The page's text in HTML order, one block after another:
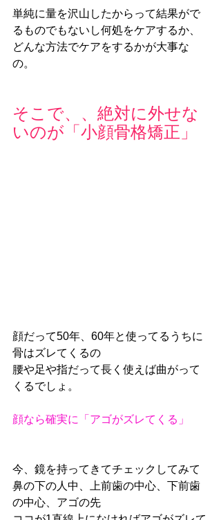
単純に量を沢山したからって結果がで
るものでもないし何処をケアするか、
どんな方法でケアをするかが大事な
の。
そこで、、絶対に外せな
いのが「小顔骨格矯正」
顔だって50年、60年と使ってるうちに
骨はズレてくるの
腰や足や指だって長く使えば曲がって
くるでしょ。
顔なら確実に「アゴがズレてくる」
今、鏡を持ってきてチェックしてみて
鼻の下の人中、上前歯の中心、下前歯
の中心、アゴの先